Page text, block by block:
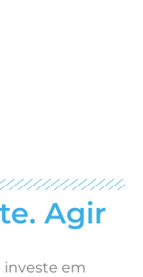
Agir
investe em